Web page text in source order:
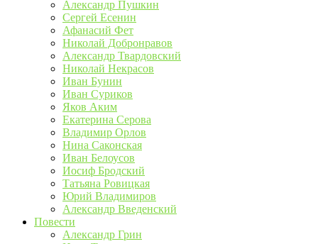
Александр Пушкин
Сергей Есенин
Афанасий Фет
Николай Добронравов
Александр Твардовский
Николай Некрасов
Иван Бунин
Иван Суриков
Яков Аким
Екатерина Серова
Владимир Орлов
Нина Саконская
Иван Белоусов
Иосиф Бродский
Татьяна Ровицкая
Юрий Владимиров
Александр Введенский
Повести
Александр Грин